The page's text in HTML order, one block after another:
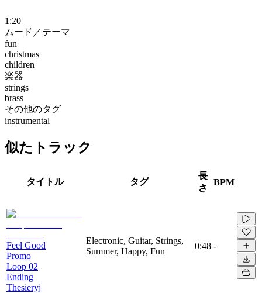
1:20
ムード／テーマ
fun
christmas
children
楽器
strings
brass
その他のタグ
instrumental
似たトラック
タイトル タグ
長
さ
BPM
Feel Good
Promo
Loop 02
Ending
Thesieryj
Electronic, Guitar, Strings,
Summer, Happy, Fun
0:48 -